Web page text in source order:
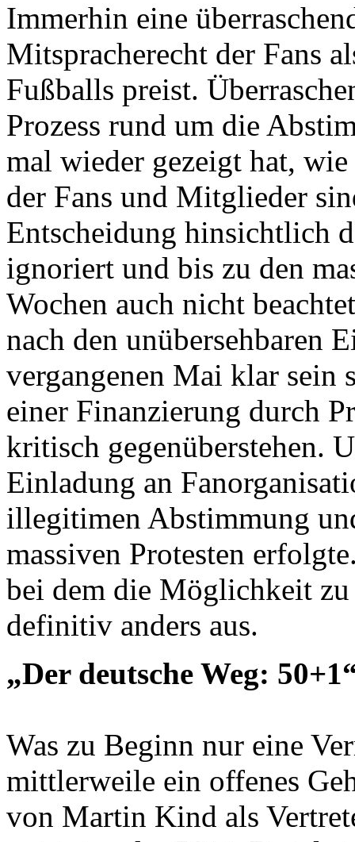
Immerhin eine
Mitspracherecht der Fans
Fußballs preist.
Prozess rund um die
mal wieder gezeigt hat,
der Fans und Mitglieder
Entscheidung hinsichtlich
ignoriert und bis zu den
Wochen auch nicht
nach den unübersehbaren
vergangenen Mai klar sein
einer Finanzierung durch
kritisch gegenüberstehen.
Einladung an
illegitimen Abstimmung
massiven Protesten
bei dem die Möglichkeit
definitiv anders aus.
„Der deutsche Weg:
Was zu Beginn nur eine
mittlerweile ein offenes
von Martin Kind als